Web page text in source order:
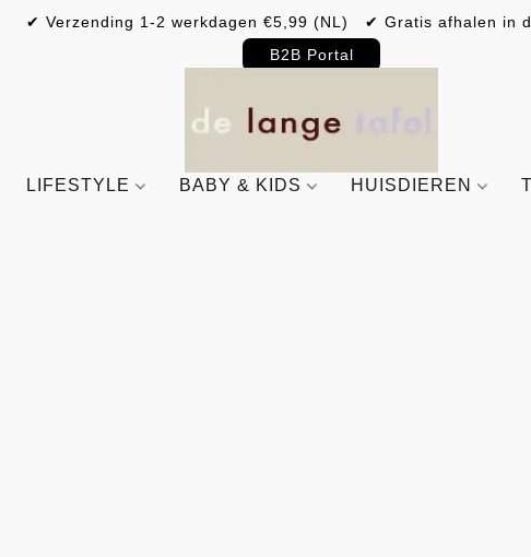
✔ Verzending 1-2 werkdagen €5,99 (NL) ✔ Gratis afhalen in
B2B Portal
LIFESTYLE BABY & KIDS HUISDIEREN